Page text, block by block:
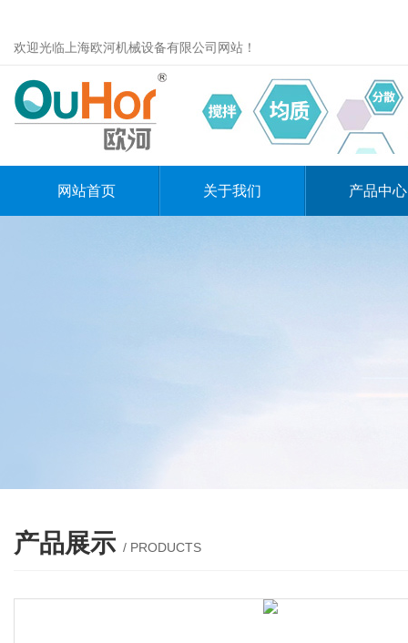
欢迎光临上海欧河机械设备有限公司网站！
网站首页 关于我们 产品中心
产品展示 / PRODUCTS